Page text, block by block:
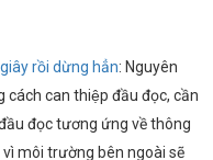
rồi dừng hẳn: Nguyên
cách can thiệp đầu đọc, cần
đọc tương ứng về thông
môi trường bên ngoài sẽ